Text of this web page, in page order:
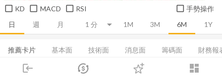
login dashboard
市場 登入
日 週 月 1M 3M 6M 1Y
KD MACD RSI 手勢操作
推薦卡片 基本面 技術面 消息面 籌碼面 財務報
集保分布 EPS 成長能力